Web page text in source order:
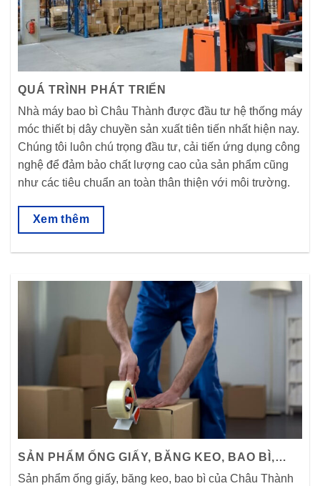
QUÁ TRÌNH PHÁT TRIỂN
Nhà máy bao bì Châu Thành được đầu tư hệ thống máy
móc thiết bị dây chuyền sản xuất tiên tiến nhất hiện nay.
Chúng tôi luôn chú trọng đầu tư, cải tiến ứng dụng công
nghệ để đảm bảo chất lượng cao của sản phẩm cũng
như các tiêu chuẩn an toàn thân thiện với môi trường.
Xem thêm
SẢN PHẨM ỐNG GIẤY, BĂNG KEO, BAO BÌ,…
Sản phẩm ống giấy, băng keo, bao bì của Châu Thành